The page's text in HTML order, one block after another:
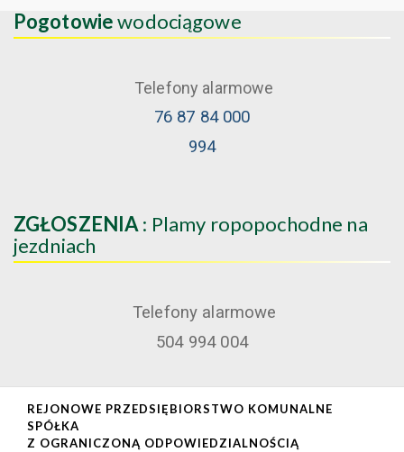
Pogotowiewodociągowe
Telefony alarmowe
76 87 84 000
994
ZGŁOSZENIA : Plamy ropopochodne na
jezdniach
Telefony alarmowe
504 994 004
REJONOWE PRZEDSIĘBIORSTWO KOMUNALNE
SPÓŁKA
Z OGRANICZONĄ ODPOWIEDZIALNOŚCIĄ